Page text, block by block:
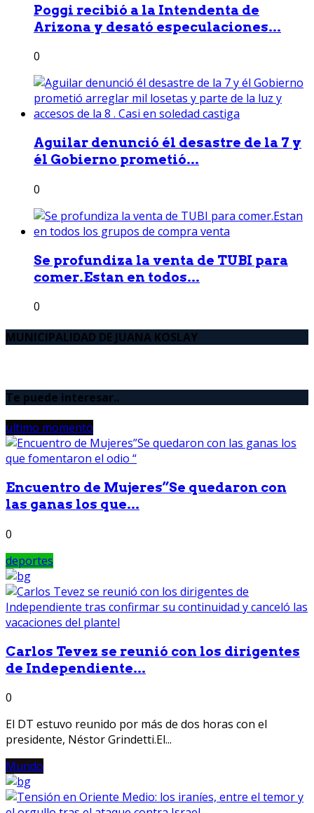
Poggi recibió a la Intendenta de
Arizona y desató especulaciones...
0
Aguilar denunció él desastre de la 7 y
él Gobierno prometió...
0
Se profundiza la venta de TUBI para
comer.Estan en todos...
0
MUNICIPALIDAD DE JUANA KOSLAY
Te puede interesar..
ultimo momento
Encuentro de Mujeres”Se quedaron con
las ganas los que...
0
deportes
Carlos Tevez se reunió con los dirigentes
de Independiente...
0
El DT estuvo reunido por más de dos horas con el
presidente, Néstor Grindetti.El...
Mundo